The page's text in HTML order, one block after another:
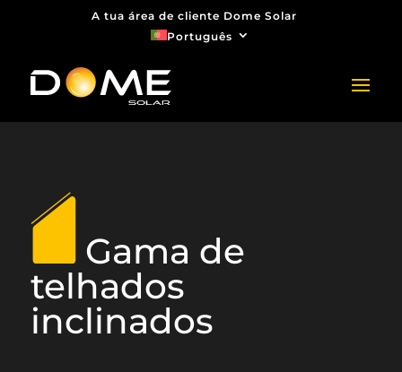
A tua área de cliente Dome Solar
Português
Gama de
telhados
inclinados